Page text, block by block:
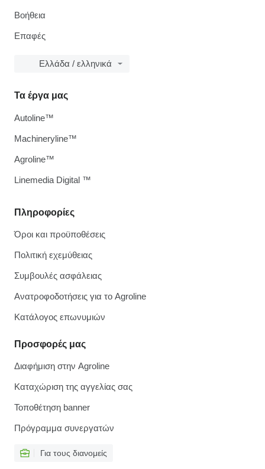
Βοήθεια
Επαφές
Ελλάδα / ελληνικά
Πληροφορίες
Όροι και προϋποθέσεις
Πολιτική εχεμύθειας
Συμβουλές ασφάλειας
Ανατροφοδοτήσεις για το Agroline
Κατάλογος επωνυμιών
Προσφορές μας
Διαφήμιση στην Agroline
Καταχώριση της αγγελίας σας
Τοποθέτηση banner
Πρόγραμμα συνεργατών
Για τους διανομείς
Τα έργα μας
Autoline™
Machineryline™
Agroline™
Linemedia Digital ™